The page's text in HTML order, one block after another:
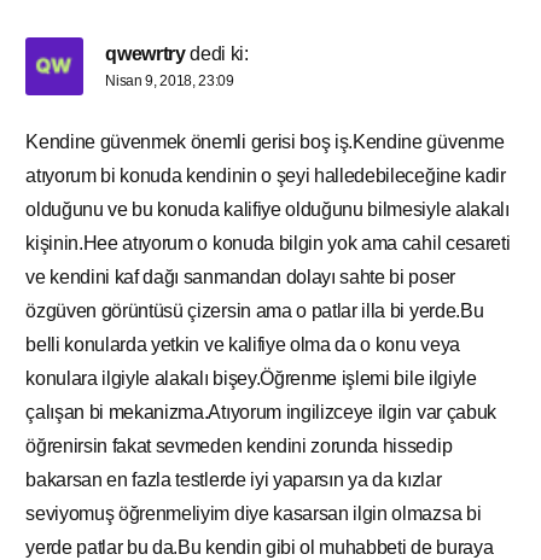
qwewrtry dedi ki:
Nisan 9, 2018, 23:09
Kendine güvenmek önemli gerisi boş iş.Kendine güvenme
atıyorum bi konuda kendinin o şeyi halledebileceğine kadir
olduğunu ve bu konuda kalifiye olduğunu bilmesiyle alakalı
kişinin.Hee atıyorum o konuda bilgin yok ama cahil cesareti
ve kendini kaf dağı sanmandan dolayı sahte bi poser
özgüven görüntüsü çizersin ama o patlar illa bi yerde.Bu
belli konularda yetkin ve kalifiye olma da o konu veya
konulara ilgiyle alakalı bişey.Öğrenme işlemi bile ilgiyle
çalışan bi mekanizma.Atıyorum ingilizceye ilgin var çabuk
öğrenirsin fakat sevmeden kendini zorunda hissedip
bakarsan en fazla testlerde iyi yaparsın ya da kızlar
seviyomuş öğrenmeliyim diye kasarsan ilgin olmazsa bi
yerde patlar bu da.Bu kendin gibi ol muhabbeti de buraya